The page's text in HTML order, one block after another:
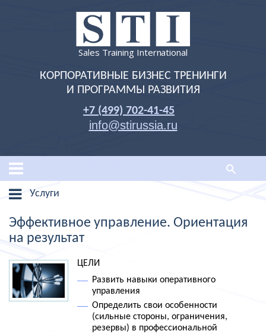
Sales Training International
КОРПОРАТИВНЫЕ БИЗНЕС ТРЕНИНГИ
И ПРОГРАММЫ РАЗВИТИЯ
+7 (499) 702-41-45
info@stirussia.ru
Услуги
Эффективное управление. Ориентация
на результат
ЦЕЛИ
Развить навыки оперативного
управления
Определить свои особенности
(сильные стороны, ограничения,
резервы) в профессиональной